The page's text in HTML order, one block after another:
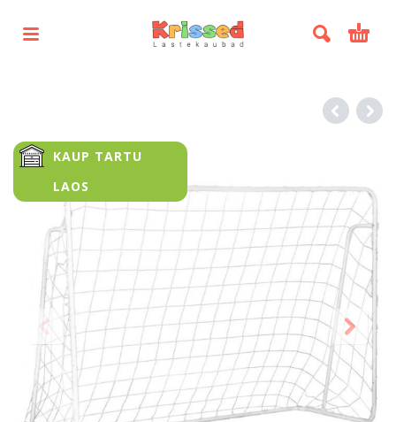
KAUP TARTU
LAOS